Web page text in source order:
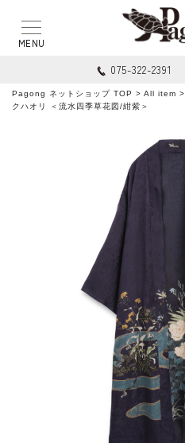
075-322-2391
Pagong ネットショップ TOP > All item >
クハオリ ＜流水四季草花図/紺紫＞